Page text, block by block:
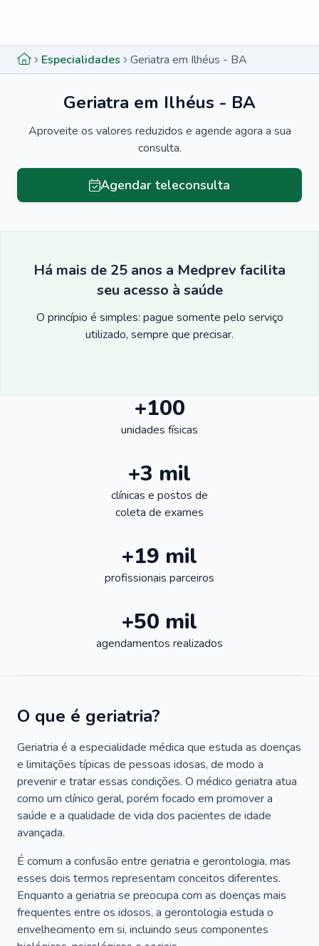
Especialidades Geriatra em Ilhéus - BA
Geriatra em Ilhéus - BA
Aproveite os valores reduzidos e agende agora a sua
consulta.
Agendar teleconsulta
Há mais de 25 anos a Medprev facilita
seu acesso à saúde
O princípio é simples: pague somente pelo serviço
utilizado, sempre que precisar.
+100
unidades físicas
+3 mil
clínicas e postos de
coleta de exames
+19 mil
profissionais parceiros
+50 mil
agendamentos realizados
O que é geriatria?
Geriatria é a especialidade médica que estuda as doenças
e limitações típicas de pessoas idosas, de modo a
prevenir e tratar essas condições. O médico geriatra atua
como um clínico geral, porém focado em promover a
saúde e a qualidade de vida dos pacientes de idade
avançada.
É comum a confusão entre geriatria e gerontologia, mas
esses dois termos representam conceitos diferentes.
Enquanto a geriatria se preocupa com as doenças mais
frequentes entre os idosos, a gerontologia estuda o
envelhecimento em si, incluindo seus componentes